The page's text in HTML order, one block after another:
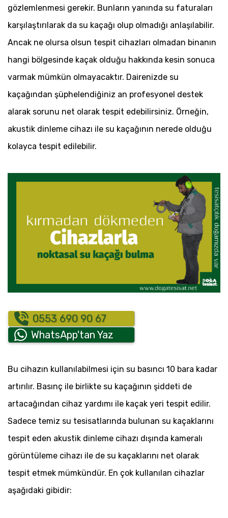
gözlemlenmesi gerekir. Bunların yanında su faturaları
karşılaştırılarak da su kaçağı olup olmadığı anlaşılabilir.
Ancak ne olursa olsun tespit cihazları olmadan binanın
hangi bölgesinde kaçak olduğu hakkında kesin sonuca
varmak mümkün olmayacaktır. Dairenizde su
kaçağından şüphelendiğiniz an profesyonel destek
alarak sorunu net olarak tespit edebilirsiniz. Örneğin,
akustik dinleme cihazı ile su kaçağının nerede olduğu
kolayca tespit edilebilir.
0553 690 90 67
WhatsApp'tan Yaz
Bu cihazın kullanılabilmesi için su basıncı 10 bara kadar
artırılır. Basınç ile birlikte su kaçağının şiddeti de
artacağından cihaz yardımı ile kaçak yeri tespit edilir.
Sadece temiz su tesisatlarında bulunan su kaçaklarını
tespit eden akustik dinleme cihazı dışında kameralı
görüntüleme cihazı ile de su kaçaklarını net olarak
tespit etmek mümkündür. En çok kullanılan cihazlar
aşağıdaki gibidir: